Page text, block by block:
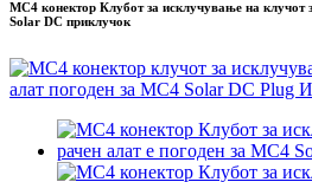
MC4 конектор Клубот за исклучување на клучот
Solar DC приклучок